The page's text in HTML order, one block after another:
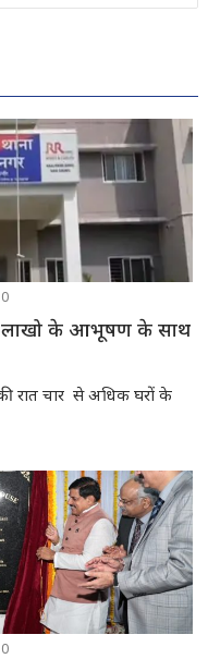
0
लाखो के आभूषण के साथ
की रात चार से अधिक घरों के
0